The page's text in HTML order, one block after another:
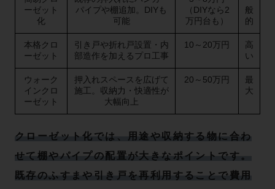
ーゼット
化
パイプや棚追加。DIYも
可能
（DIYなら2
万円台も）
般
的
本格クロ
ーゼット
引き戸や折れ戸設置・内
部造作を加えるプロ工事
10～20万円
高
い
ウォーク
インクロ
ーゼット
押入れスペースを広げて
施工。収納力・快適性が
大幅向上
20～50万円
最
大
クローゼット化では、用途や収納する物に合わ
せて棚やパイプの配置が大きなポイントです。
既存のふすまや引き戸を再利用することで費用